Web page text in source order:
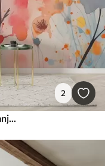
2
Abstraktne svetle rože in veje z brizganjem barve mokri akvarel